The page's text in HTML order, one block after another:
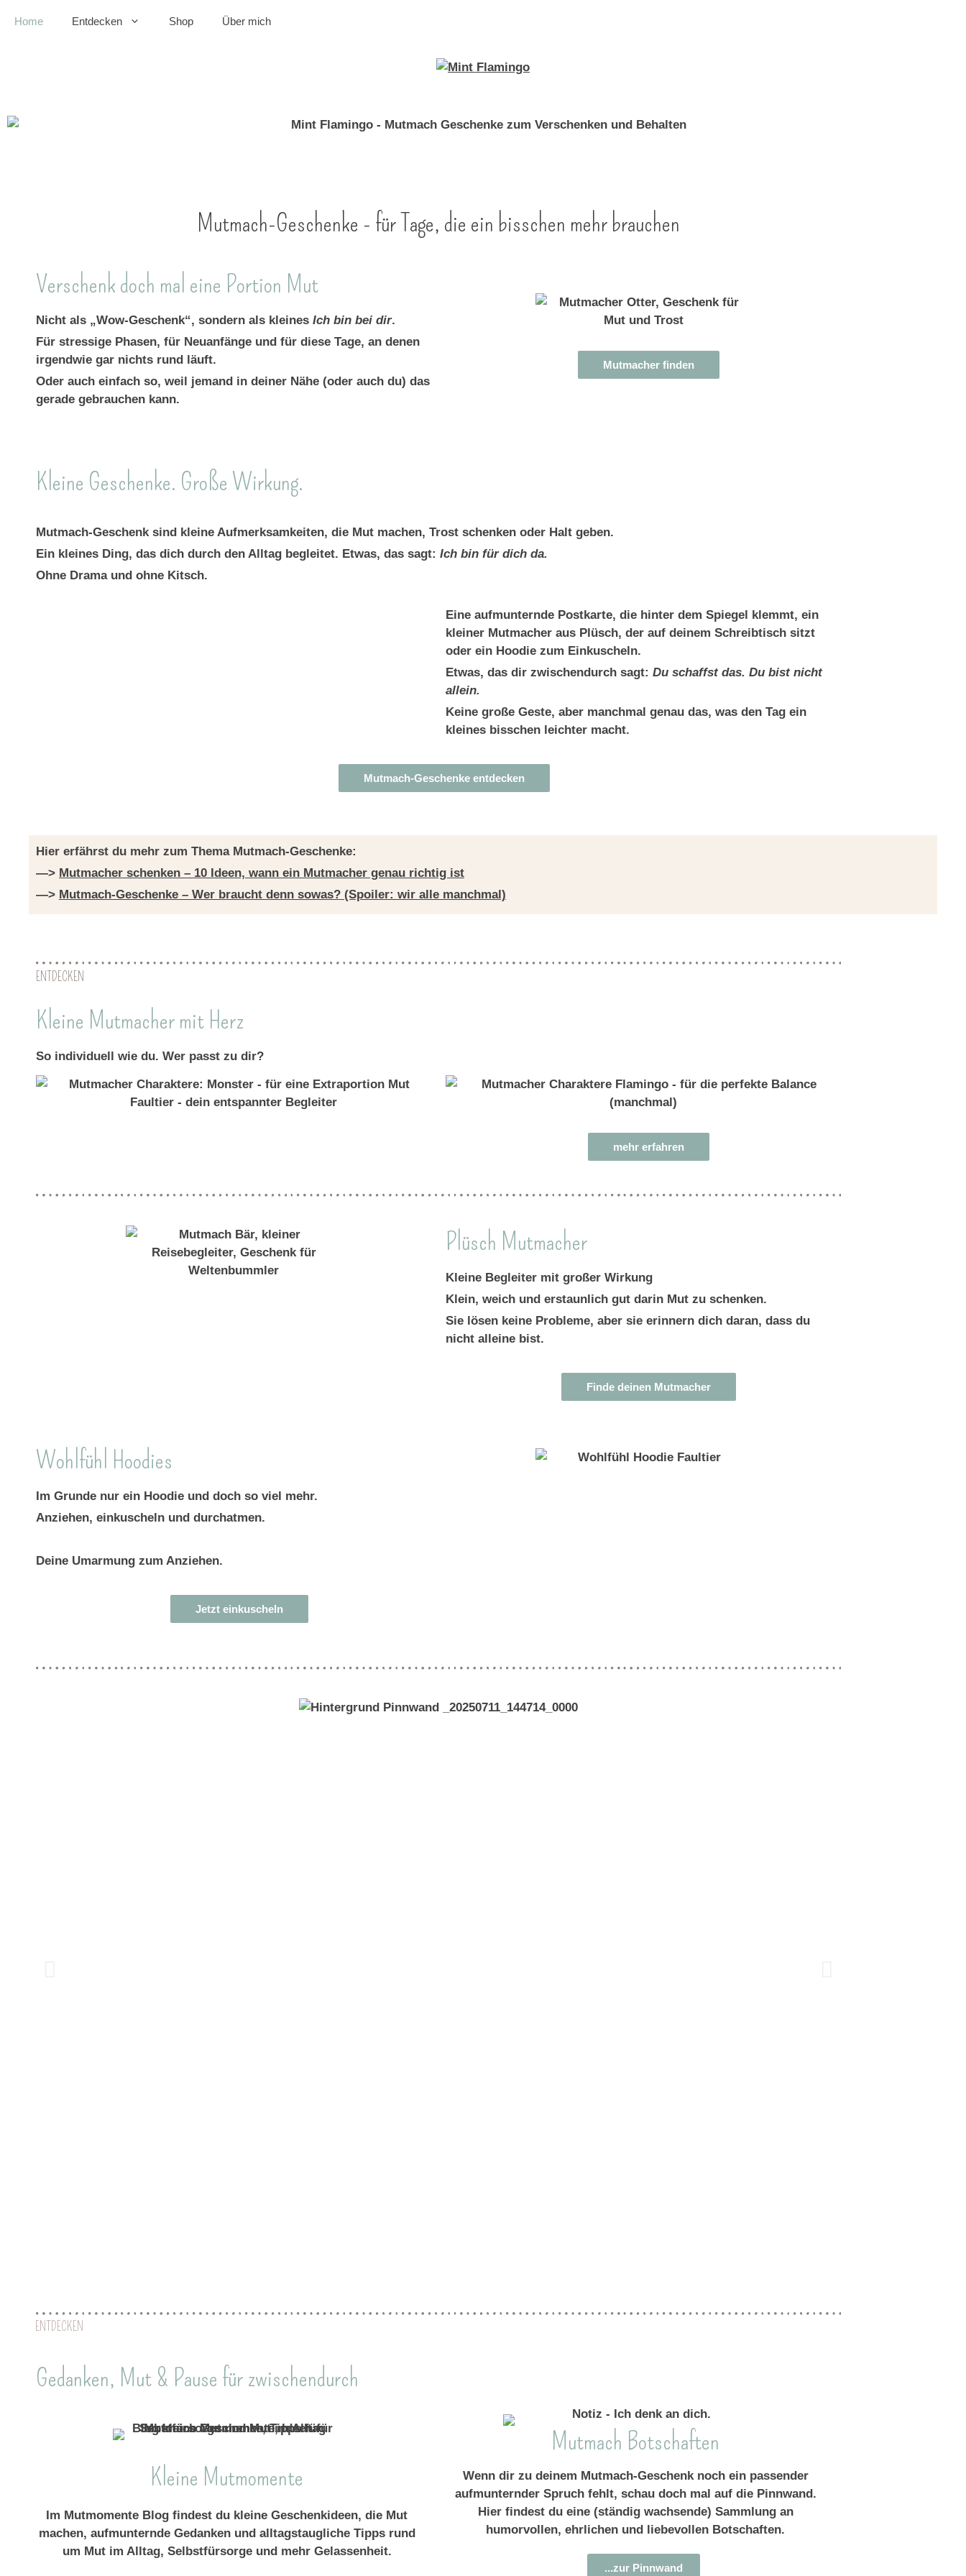
Home Entdecken Shop Über mich
Mutmach-Geschenke - für Tage, die ein bisschen mehr brauchen
Verschenk doch mal eine Portion Mut
Nicht als „Wow-Geschenk“, sondern als kleines Ich bin bei dir.
Für stressige Phasen, für Neuanfänge und für diese Tage, an denen
irgendwie gar nichts rund läuft.
Oder auch einfach so, weil jemand in deiner Nähe (oder auch du) das
gerade gebrauchen kann.
Mutmacher finden
Kleine Geschenke. Große Wirkung.
Mutmach-Geschenk sind kleine Aufmerksamkeiten, die Mut machen, Trost schenken oder Halt geben.
Ein kleines Ding, das dich durch den Alltag begleitet. Etwas, das sagt: Ich bin für dich da.
Ohne Drama und ohne Kitsch.
Eine aufmunternde Postkarte, die hinter dem Spiegel klemmt, ein
kleiner Mutmacher aus Plüsch, der auf deinem Schreibtisch sitzt
oder ein Hoodie zum Einkuscheln.
Etwas, das dir zwischendurch sagt: Du schaffst das. Du bist nicht
allein.
Keine große Geste, aber manchmal genau das, was den Tag ein
kleines bisschen leichter macht.
Mutmach-Geschenke entdecken
Hier erfährst du mehr zum Thema Mutmach-Geschenke:
—> Mutmacher schenken – 10 Ideen, wann ein Mutmacher genau richtig ist
—> Mutmach-Geschenke – Wer braucht denn sowas? (Spoiler: wir alle manchmal)
ENTDECKEN
Kleine Mutmacher mit Herz
So individuell wie du. Wer passt zu dir?
mehr erfahren
Plüsch Mutmacher
Kleine Begleiter mit großer Wirkung
Klein, weich und erstaunlich gut darin Mut zu schenken.
Sie lösen keine Probleme, aber sie erinnern dich daran, dass du
nicht alleine bist.
Finde deinen Mutmacher
Wohlfühl Hoodies
Im Grunde nur ein Hoodie und doch so viel mehr.
Anziehen, einkuscheln und durchatmen.
Deine Umarmung zum Anziehen.
Jetzt einkuscheln
ENTDECKEN
Gedanken, Mut & Pause für zwischendurch
Kleine Mutmomente
Im Mutmomente Blog findest du kleine Geschenkideen, die Mut
machen, aufmunternde Gedanken und alltagstaugliche Tipps rund
um Mut im Alltag, Selbstfürsorge und mehr Gelassenheit.
Mutmach Botschaften
Wenn dir zu deinem Mutmach-Geschenk noch ein passender
aufmunternder Spruch fehlt, schau doch mal auf die Pinnwand.
Hier findest du eine (ständig wachsende) Sammlung an
humorvollen, ehrlichen und liebevollen Botschaften.
...zur Pinnwand